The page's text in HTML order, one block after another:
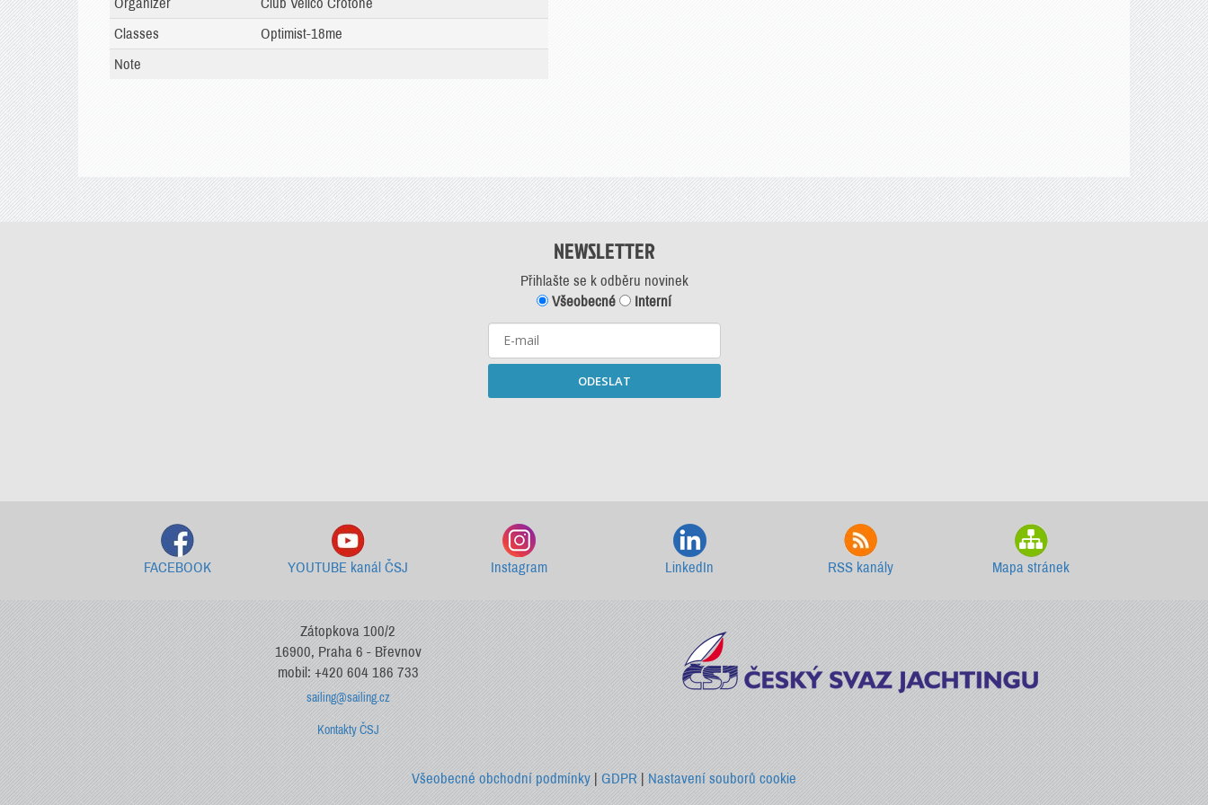
Organizer
Club Velico Crotone
Classes
Optimist-18me
Note
NEWSLETTER
Přihlašte se k odběru novinek
Všeobecné
Interní
ODESLAT
FACEBOOK YOUTUBE kanál ČSJ Instagram LinkedIn RSS kanály Mapa stránek
Zátopkova 100/2
16900, Praha 6 - Břevnov
mobil: +420 604 186 733
sailing@sailing.cz
Kontakty ČSJ
Všeobecné obchodní podmínky| GDPR|Nastavení souborů cookie